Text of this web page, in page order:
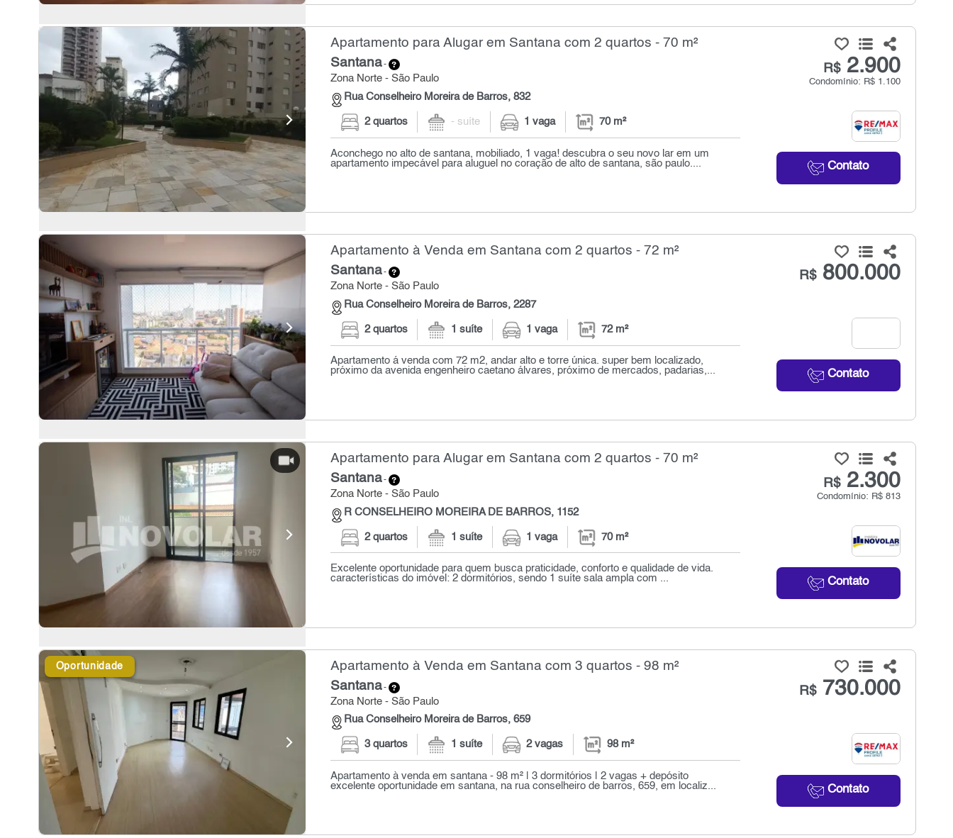
Apartamento para Alugar em Santana com 2 quartos - 70 m²
Santana-
Zona Norte - São Paulo
Rua Conselheiro Moreira de Barros, 832
R$2.900
Condomínio: R$ 1.100
Contato
2 quartos - suíte 1 vaga 70 m²
Aconchego no alto de santana, mobiliado, 1 vaga! descubra o seu novo lar em um
apartamento impecável para aluguel no coração de alto de santana, são paulo....
Apartamento à Venda em Santana com 2 quartos - 72 m²
Santana-
Zona Norte - São Paulo
Rua Conselheiro Moreira de Barros, 2287
R$800.000
Contato
2 quartos 1 suíte 1 vaga 72 m²
Apartamento á venda com 72 m2, andar alto e torre única. super bem localizado,
próximo da avenida engenheiro caetano álvares, próximo de mercados, padarias,...
Apartamento para Alugar em Santana com 2 quartos - 70 m²
Santana-
Zona Norte - São Paulo
R CONSELHEIRO MOREIRA DE BARROS, 1152
R$2.300
Condomínio: R$ 813
Contato
2 quartos 1 suíte 1 vaga 70 m²
Excelente oportunidade para quem busca praticidade, conforto e qualidade de vida.
características do imóvel: 2 dormitórios, sendo 1 suíte sala ampla com ...
Oportunidade Apartamento à Venda em Santana com 3 quartos - 98 m²
Santana-
Zona Norte - São Paulo
Rua Conselheiro Moreira de Barros, 659
R$730.000
Contato
3 quartos 1 suíte 2 vagas 98 m²
Apartamento à venda em santana - 98 m² | 3 dormitórios | 2 vagas + depósito
excelente oportunidade em santana, na rua conselheiro de barros, 659, em localiz...